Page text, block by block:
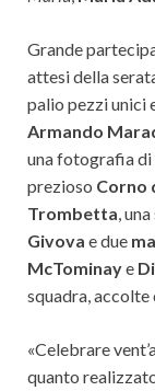
Grande
attesi della
palio pezzi unici
Armando
una fotografia
prezioso Corno
Trombetta,
Givova e due
McTominaye
squadra, accolte
«Celebrare
quanto